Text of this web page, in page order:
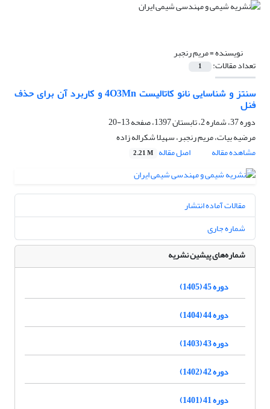
نویسنده =مریم رنجبر
تعداد مقالات: 1
سنتز و شناسایی نانو کاتالیست 4O3Mn و کاربرد آن برای حذف
فنل
دوره 37، شماره 2، تابستان 1397، صفحه
13-20
مرضیه بیات، مریم رنجبر، سهیلا شکراله زاده
مشاهده مقاله
اصل مقاله 2.21 M
مقالات آماده انتشار
شماره جاری
شماره‌های پیشین نشریه
دوره 45 (1405)
دوره 44 (1404)
دوره 43 (1403)
دوره 42 (1402)
دوره 41 (1401)